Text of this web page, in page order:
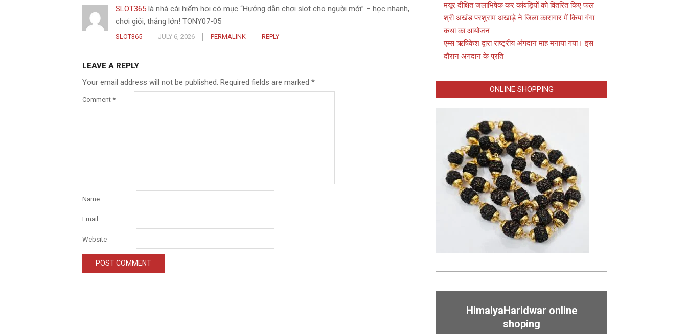
SLOT365 là nhà cái hiếm hoi có mục “Hướng dẫn chơi slot cho người mới” – học nhanh,
chơi giỏi, thắng lớn! TONY07-05
SLOT365 JULY 6, 2026 PERMALINK REPLY
LEAVE A REPLY
Your email address will not be published. Required fields are marked *
Comment *
Name
Email
Website
मयूर दीक्षित जलाभिषेक कर कांवड़ियों को वितरित किए फल
श्री अखंड परशुराम अखाड़े ने जिला कारागार में किया गंगा
कथा का आयोजन
एम्स ऋषिकेश द्वारा राष्ट्रीय अंगदान माह मनाया गया। इस
दौरान अंगदान के प्रति
ONLINE SHOPPING
HimalyaHaridwar online
shoping